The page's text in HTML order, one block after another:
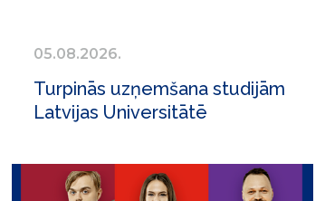
05.08.2026.
Turpinās uzņemšana studijām
Latvijas Universitātē